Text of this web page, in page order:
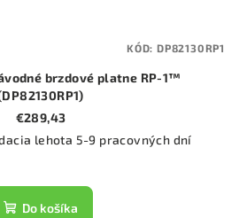
brzdové platne RP-1™
€289,43
lehota 5-9 pracovných dní
Do košíka
KÓD: DP82130RP1